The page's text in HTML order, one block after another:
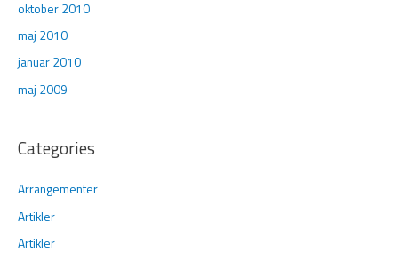
oktober 2010
maj 2010
januar 2010
maj 2009
Categories
Arrangementer
Artikler
Artikler